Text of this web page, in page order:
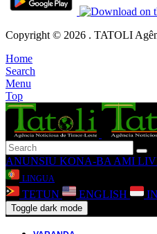
Copyright © 2026 . TATOLI
Home
Search
Menu
Top
ANUNSIU KONA-BA AMI
LINGUA
TETUN ENGLISH
Toggle dark mode